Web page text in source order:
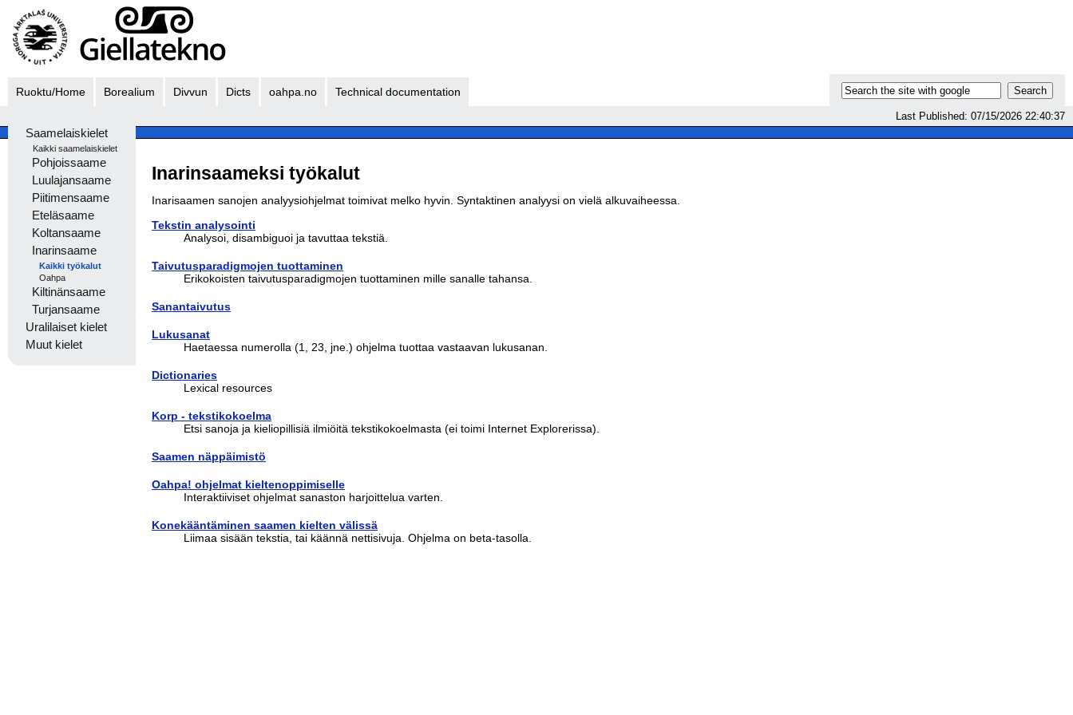
Ruoktu/Home Borealium Divvun Dicts oahpa.no Technical documentation
Last Published: 07/15/2026 22:40:37
Saamelaiskielet
Kaikki saamelaiskielet
Pohjoissaame
Luulajansaame
Piitimensaame
Eteläsaame
Koltansaame
Inarinsaame
Kaikki työkalut
Oahpa
Kiltinänsaame
Turjansaame
Uralilaiset kielet
Muut kielet
Inarinsaameksi työkalut
Inarisaamen sanojen analyysiohjelmat toimivat melko hyvin. Syntaktinen analyysi on vielä alkuvaiheessa.
Tekstin analysointi
Analysoi, disambiguoi ja tavuttaa tekstiä.
Taivutusparadigmojen tuottaminen
Erikokoisten taivutusparadigmojen tuottaminen mille sanalle tahansa.
Sanantaivutus
Lukusanat
Haetaessa numerolla (1, 23, jne.) ohjelma tuottaa vastaavan lukusanan.
Dictionaries
Lexical resources
Korp - tekstikokoelma
Etsi sanoja ja kieliopillisiä ilmiöitä tekstikokoelmasta (ei toimi Internet Explorerissa).
Saamen näppäimistö
Oahpa! ohjelmat kieltenoppimiselle
Interaktiiviset ohjelmat sanaston harjoittelua varten.
Konekääntäminen saamen kielten välissä
Liimaa sisään tekstia, tai käännä nettisivuja. Ohjelma on beta-tasolla.